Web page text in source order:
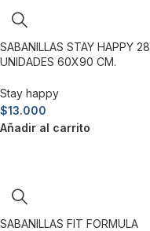
SABANILLAS STAY HAPPY 28
UNIDADES 60X90 CM.
Stay happy
$13.000
Añadir al carrito
SABANILLAS FIT FORMULA